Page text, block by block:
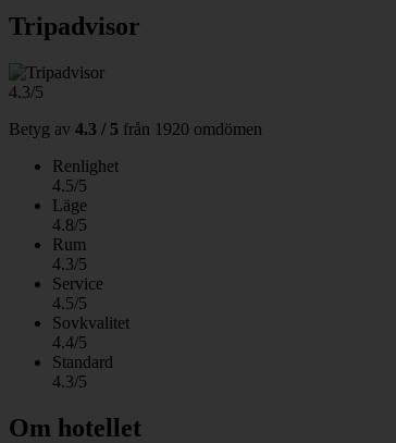
Tripadvisor
4.3/5
Betyg av 4.3 / 5 från 1920 omdömen
Renlighet
4.5/5
Läge
4.8/5
Rum
4.3/5
Service
4.5/5
Sovkvalitet
4.4/5
Standard
4.3/5
Om hotellet